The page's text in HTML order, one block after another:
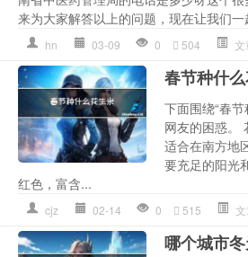
来为大家解答以上的问题，现在让我们
hn 03-09 0 504
春节种什
下面围绕“春
网友的困惑。
适合在南方地
要充足的阳光
红色，富含...
cjz 02-14 0 515
哪个城市